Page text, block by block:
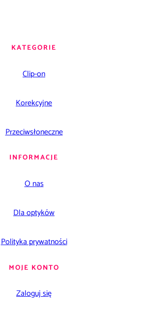
KATEGORIE
Clip-on
Korekcyjne
Przeciwsłoneczne
INFORMACJE
O nas
Dla optyków
Polityka prywatności
MOJE KONTO
Zaloguj się